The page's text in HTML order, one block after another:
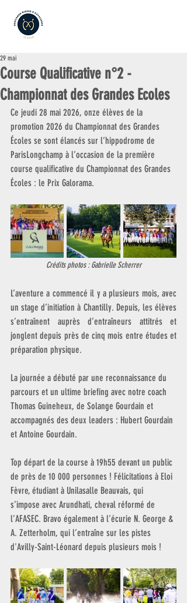
Course Qualificative n°2 -
Championnat des Grandes Ecoles
29 mai
Ce jeudi 28 mai 2026, onze élèves de la
promotion 2026 du Championnat des Grandes
Écoles se sont élancés sur l’hippodrome de
ParisLongchamp à l’occasion de la première
course qualificative du Championnat des Grandes
Écoles : le Prix Galorama.
Crédits photos : Gabrielle Scherrer
L’aventure a commencé il y a plusieurs mois, avec
un stage d’initiation à Chantilly. Depuis, les élèves
s’entraînent auprès d’entraîneurs attitrés et
jonglent depuis près de cinq mois entre études et
préparation physique.
La journée a débuté par une reconnaissance du
parcours et un ultime briefing avec notre coach
Thomas Guineheux, de Solange Gourdain et
accompagnés des deux leaders : Hubert Gourdain
et Antoine Gourdain.
Top départ de la course à 19h55 devant un public
de près de 10 000 personnes ! Félicitations à Eloi
Fèvre, étudiant à Unilasalle Beauvais, qui
s’impose avec Arundhati, cheval réformé de
l’AFASEC. Bravo également à l’écurie N. George &
A. Zetterholm, qui l’entraîne sur les pistes
d'Avilly-Saint-Léonard depuis plusieurs mois !